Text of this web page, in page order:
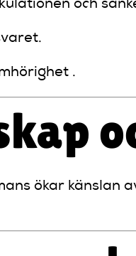
och
.
ökar känslan